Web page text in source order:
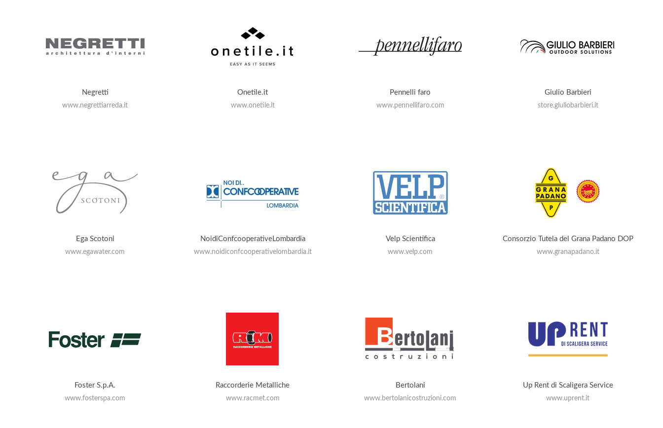
Negretti
www.negrettiarreda.it
Onetile.it
www.onetile.it
Pennelli faro
www.pennellifaro.com
Giulio Barbieri
store.giuliobarbieri.it
Ega Scotoni
www.egawater.com
NoidiConfcooperativeLombardia
www.noidiconfcooperativelombardia.it
Velp Scientifica
www.velp.com
Consorzio Tutela del Grana Padano DOP
www.granapadano.it
Foster S.p.A.
www.fosterspa.com
Raccorderie Metalliche
www.racmet.com
Bertolani
www.bertolanicostruzioni.com
Up Rent di Scaligera Service
www.uprent.it